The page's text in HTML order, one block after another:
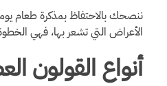
ننصحك بالاحتفاظ بمذكرة طعام
الأعراض التي تشعر بها، فهي
أنواع القولون